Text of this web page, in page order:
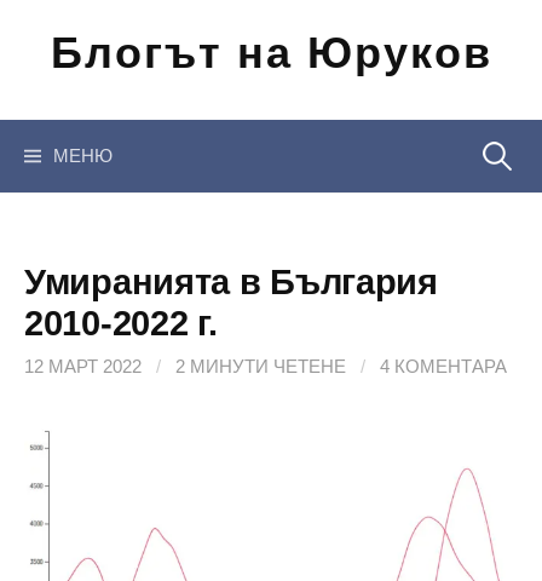
съдържанието
Блогът на Юруков
МЕНЮ
Умиранията в България
2010-2022 г.
12 МАРТ 2022 / 2 МИНУТИ ЧЕТЕНЕ / 4 КОМЕНТАРА